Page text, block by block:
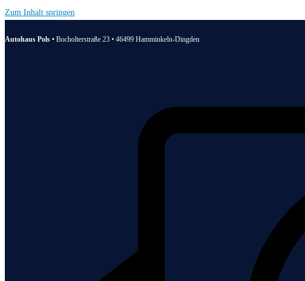
Zum Inhalt springen
Autohaus Pols • Bocholterstraße 23 • 46499 Hamminkeln-Dingden